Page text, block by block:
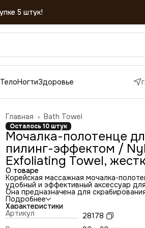
ТелоНогтиЗдоровье
Bath Towel
Главная ›
Осталось 10 штук
Мочалка-полотенце
пилинг-эффектом /
Exfoliating Towel,
О товаре
Корейская массажная мочалка-
удобный и эффективный аксессуар
Она предназначена для
полировки кожи в домашних условиях.
мочалка может использоваться в
или ванне. Она имеет тонкое плетение,
бережное и эффективное очищение и
Подробнее
Характеристики
Артикул
28178